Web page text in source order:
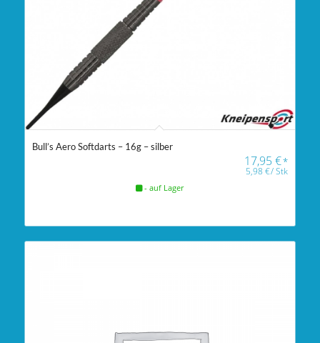
Bull’s Aero Softdarts – 16g – silber
17,95€*
5,98€/Stk
- auf Lager